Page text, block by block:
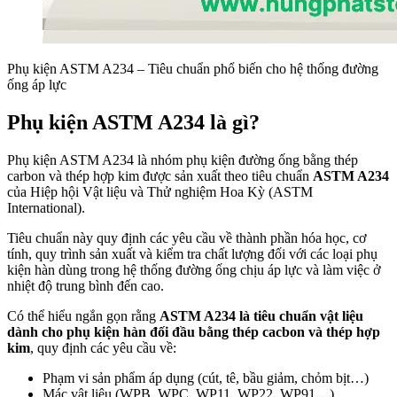
Phụ kiện ASTM A234 – Tiêu chuẩn phổ biến cho hệ thống đường
ống áp lực
Phụ kiện ASTM A234 là gì?
Phụ kiện ASTM A234 là nhóm phụ kiện đường ống bằng thép
carbon và thép hợp kim được sản xuất theo tiêu chuẩn ASTM A234
của Hiệp hội Vật liệu và Thử nghiệm Hoa Kỳ (ASTM
International).
Tiêu chuẩn này quy định các yêu cầu về thành phần hóa học, cơ
tính, quy trình sản xuất và kiểm tra chất lượng đối với các loại phụ
kiện hàn dùng trong hệ thống đường ống chịu áp lực và làm việc ở
nhiệt độ trung bình đến cao.
Có thể hiểu ngắn gọn rằng ASTM A234 là tiêu chuẩn vật liệu
dành cho phụ kiện hàn đối đầu bằng thép cacbon và thép hợp
kim, quy định các yêu cầu về:
Phạm vi sản phẩm áp dụng (cút, tê, bầu giảm, chỏm bịt…)
Mác vật liệu (WPB, WPC, WP11, WP22, WP91…)